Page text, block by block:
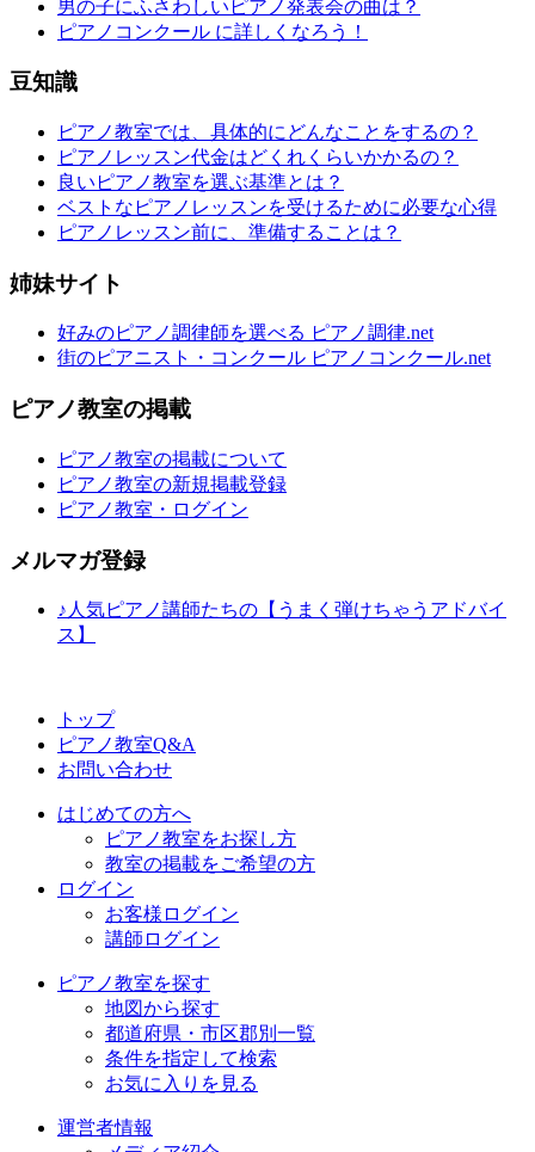
男の子にふさわしいピアノ発表会の曲は？
ピアノコンクール に詳しくなろう！
豆知識
ピアノ教室では、具体的にどんなことをするの？
ピアノレッスン代金はどくれくらいかかるの？
良いピアノ教室を選ぶ基準とは？
ベストなピアノレッスンを受けるために必要な心得
ピアノレッスン前に、準備することは？
姉妹サイト
好みのピアノ調律師を選べる ピアノ調律.net
街のピアニスト・コンクール ピアノコンクール.net
ピアノ教室の掲載
ピアノ教室の掲載について
ピアノ教室の新規掲載登録
ピアノ教室・ログイン
メルマガ登録
♪人気ピアノ講師たちの【うまく弾けちゃうアドバイ
ス】
トップ
ピアノ教室Q&A
お問い合わせ
はじめての方へ
ピアノ教室をお探し方
教室の掲載をご希望の方
ログイン
お客様ログイン
講師ログイン
ピアノ教室を探す
地図から探す
都道府県・市区郡別一覧
条件を指定して検索
お気に入りを見る
運営者情報